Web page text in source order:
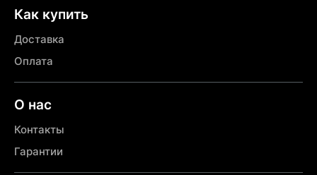
Как купить
Доставка
Оплата
О нас
Контакты
Гарантии